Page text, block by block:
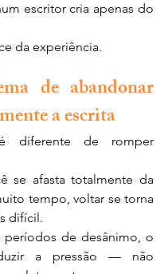
escritor cria apenas do
da experiência.
de abandonar
a escrita
é diferente de romper
se afasta totalmente da
tempo, voltar se torna
difícil.
períodos de desânimo, o
a pressão — não